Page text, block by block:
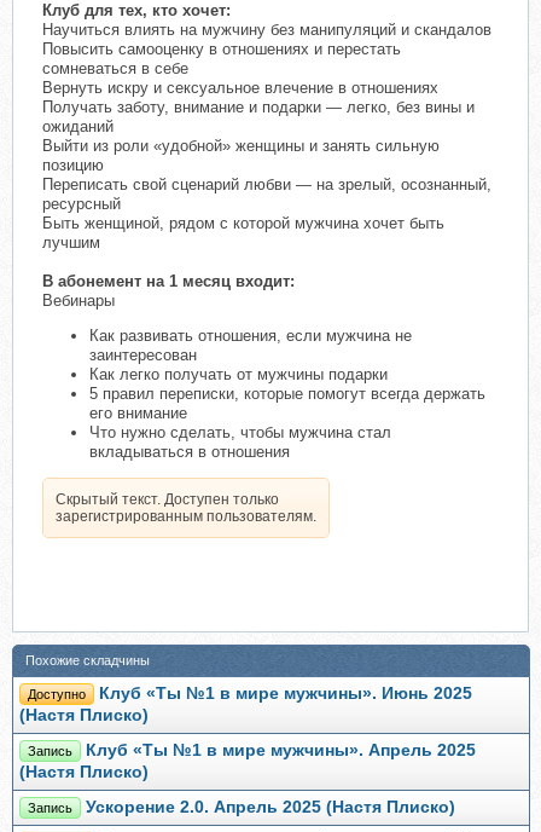
Клуб для тех, кто хочет:
Научиться влиять на мужчину без манипуляций и скандалов
Повысить самооценку в отношениях и перестать
сомневаться в себе
Вернуть искру и сексуальное влечение в отношениях
Получать заботу, внимание и подарки — легко, без вины и
ожиданий
Выйти из роли «удобной» женщины и занять сильную
позицию
Переписать свой сценарий любви — на зрелый, осознанный,
ресурсный
Быть женщиной, рядом с которой мужчина хочет быть
лучшим
В абонемент на 1 месяц входит:
Вебинары
Как развивать отношения, если мужчина не
заинтересован
Как легко получать от мужчины подарки
5 правил переписки, которые помогут всегда держать
его внимание
Что нужно сделать, чтобы мужчина стал
вкладываться в отношения
Скрытый текст. Доступен только
зарегистрированным пользователям.
Похожие складчины
Доступно
Клуб «Ты №1 в мире мужчины». Июнь 2025
(Настя Плиско)
Запись
Клуб «Ты №1 в мире мужчины». Апрель 2025
(Настя Плиско)
Запись Ускорение 2.0. Апрель 2025 (Настя Плиско)